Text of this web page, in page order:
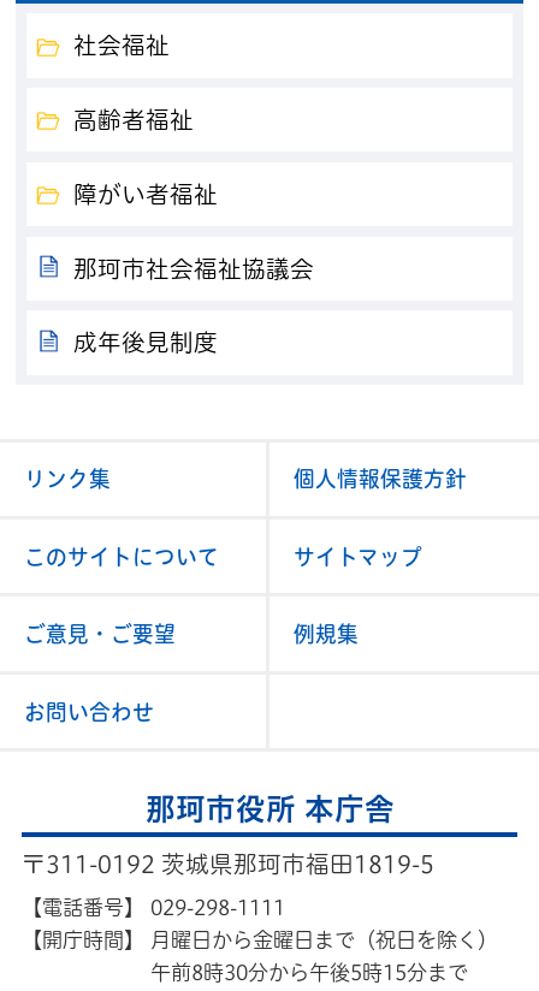
社会福祉
高齢者福祉
障がい者福祉
那珂市社会福祉協議会
成年後見制度
リンク集 個人情報保護方針
このサイトについて サイトマップ
ご意見・ご要望 例規集
お問い合わせ
那珂市役所 本庁舎
〒311-0192 茨城県那珂市福田1819-5
【電話番号】
029-298-1111
【開庁時間】
月曜日から金曜日まで（祝日を除く）
午前8時30分から午後5時15分まで